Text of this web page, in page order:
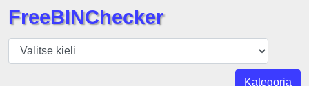
BIN
Tarkistaja
FreeBINChecker
Kategoria